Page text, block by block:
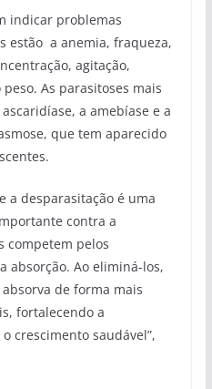
indicar problemas
estão a anemia, fraqueza,
agitação,
As parasitoses mais
a amebíase e a
que tem aparecido
a desparasitação é uma
contra a
competem pelos
absorção. Ao eliminá-los,
de forma mais
fortalecendo a
crescimento saudável”,